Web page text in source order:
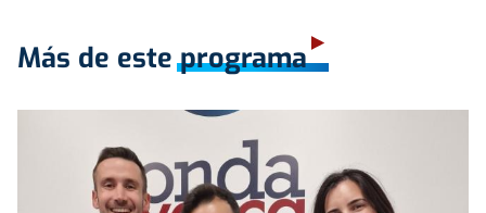
Más de este programa